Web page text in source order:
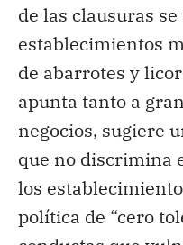
de las clausuras
establecimientos
de abarrotes y
apunta tanto a
negocios, sugiere
que no discrimina
los
política de “cero